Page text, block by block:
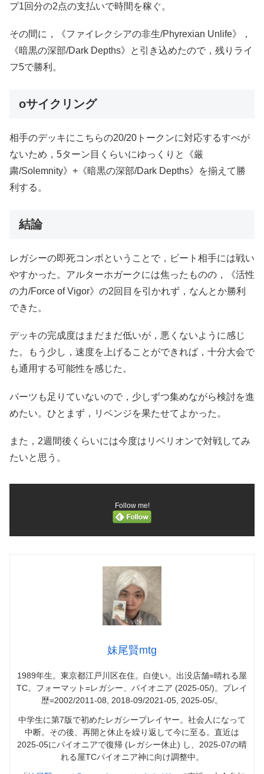
プ1回分の2点の支払いで時間を稼ぐ。
その間に，《ファイレクシアの非生/Phyrexian Unlife》，
《暗黒の深部/Dark Depths》と引き込めたので，残りライ
フ5で勝利。
oサイクリング
相手のデッキにこちらの20/20トークンに対応するすべが
ないため，5ターン目くらいにゆっくりと《厳
粛/Solemnity》+《暗黒の深部/Dark Depths》を揃えて勝
利する。
結論
レガシーの即死コンボということで，ビート相手には戦い
やすかった。アルターホガークには焦ったものの，《活性
の力/Force of Vigor》の2回目を引かれず，なんとか勝利
できた。
デッキの完成度はまだまだ低いが，悪くないように感じ
た。もう少し，速度を上げることができれば，十分大会で
も通用する可能性を感じた。
パーツも足りていないので，少しずつ集めながら検討を進
めたい。ひとまず，リベンジを果たせてよかった。
また，2週間後くらいには今度はリベリオンで対戦してみ
たいと思う。
Follow me!
妹尾賢mtg
1989年生。東京都江戸川区在住。白使い。出没店舗=晴れる屋
TC。フォーマット=レガシー、パイオニア (2025-05/)。プレイ
歴=2002/2011-08, 2018-09/2021-05, 2025-05/。
中学生に第7版で初めたレガシープレイヤー。社会人になって
中断。その後、再開と休止を繰り返して今に至る。直近は
2025-05にパイオニアで復帰 (レガシー休止) し、2025-07の晴
れる屋TCパイオニア神に向け調整中。